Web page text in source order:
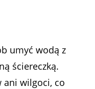
umyć wodą z
ściereczką.
ani wilgoci, co